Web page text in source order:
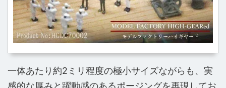
一体あたり約2ミリ程度の極小サイズながらも、実
感的な厚みと躍動感のあるポージングを再現してお